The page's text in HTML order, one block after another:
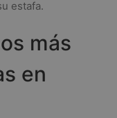
estafa.
más
en